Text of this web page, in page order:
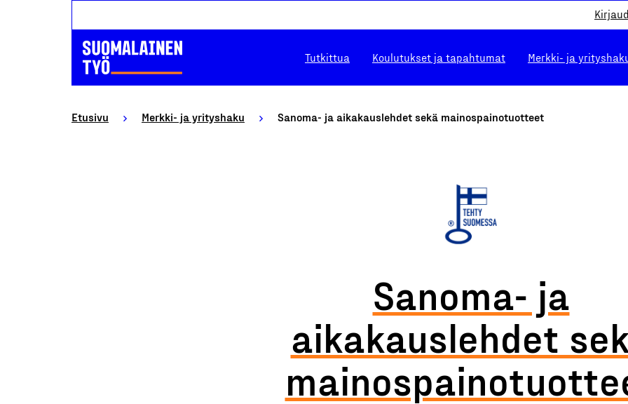
Tutkittua Koulutukset ja tapahtumat Merkki- ja
Etusivu Merkki- ja yrityshaku Sanoma- ja aikakauslehdet sekä mainospainotuotteet
Sanoma- ja
aikakauslehdet